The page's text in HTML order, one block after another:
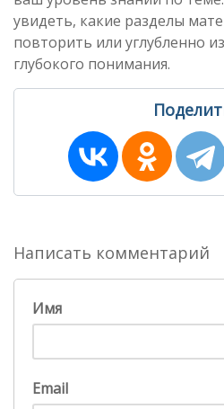
увидеть, какие разделы
повторить или углубленно
глубокого понимания.
Написать комментарий
Имя
Email